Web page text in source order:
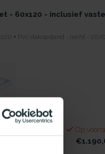
- 60x120 - inclusief vaste
+ Pvc dakopstand - recht - 20/
Op